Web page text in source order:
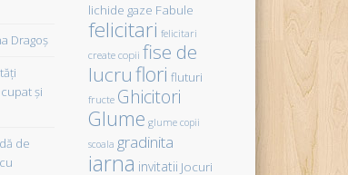
Dragoş
şi
de
lichide gaze Fabule
felicitari felicitari
create copii fise de
lucruflori fluturi
fructe Ghicitori
Glume glume copii
scoala gradinita
iarna invitatii Jocuri